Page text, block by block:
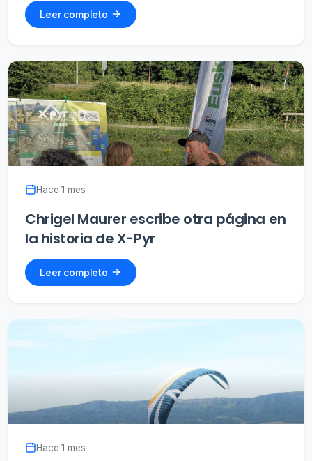
Leer completo
Hace 1 mes
Chrigel Maurer escribe otra página en
la historia de X-Pyr
Leer completo
Hace 1 mes